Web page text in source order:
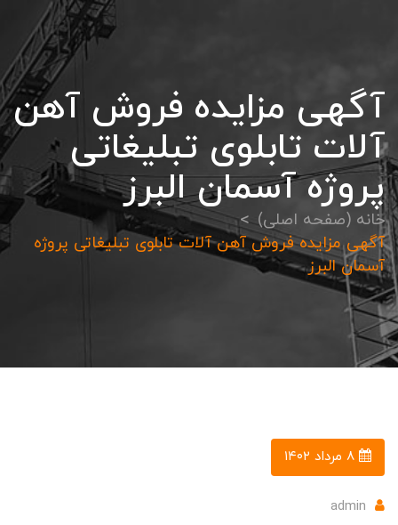
آگهی مزايده فروش آهن
آلات تابلوی تبليغاتی
پروژه آسمان البرز
خانه (صفحه اصلی)
آگهی مزايده فروش آهن آلات تابلوی تبليغاتی پروژه
آسمان البرز
admin